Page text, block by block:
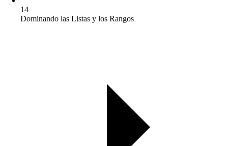
14
Dominando las Listas y los Rangos